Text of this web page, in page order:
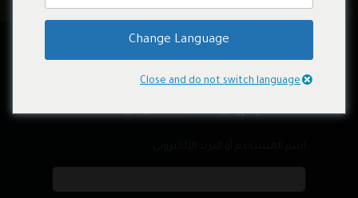
Change Language
Close and do not switch language